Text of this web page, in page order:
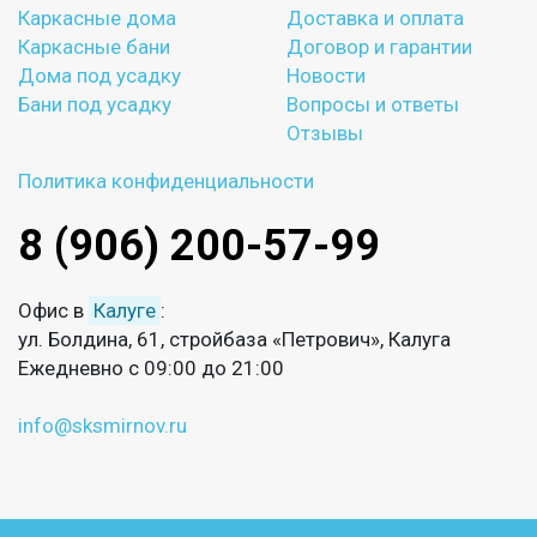
Каркасные дома
Каркасные бани
Дома под усадку
Бани под усадку
Доставка и оплата
Договор и гарантии
Новости
Вопросы и ответы
Отзывы
Политика конфиденциальности
8 (906) 200-57-99
Офис в Калуге :
ул. Болдина, 61, стройбаза «Петрович», Калуга
Ежедневно с 09:00 до 21:00
info@sksmirnov.ru